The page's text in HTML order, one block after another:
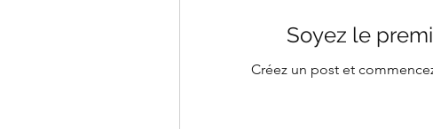
Soyez le
Créez un post et